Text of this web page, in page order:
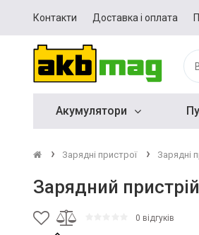
Контакти Доставка і оплата
Акумулятори
Зарядні пристрої Зарядні
Зарядний
0 відгуків